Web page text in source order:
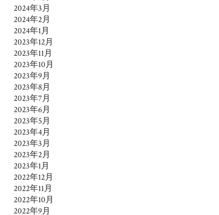
2024年3月
2024年2月
2024年1月
2023年12月
2023年11月
2023年10月
2023年9月
2023年8月
2023年7月
2023年6月
2023年5月
2023年4月
2023年3月
2023年2月
2023年1月
2022年12月
2022年11月
2022年10月
2022年9月